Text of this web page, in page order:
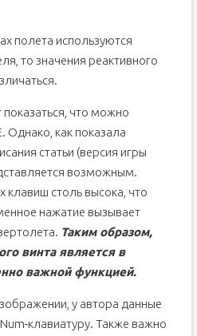
полета используются
то значения реактивного
что можно
Однако, как показала
статьи (версия игры
возможным.
клавиш столь высока, что
нажатие вызывает
Таким образом,
винта является в
важной функцией.
у автора данные
клавиатуру. Также важно